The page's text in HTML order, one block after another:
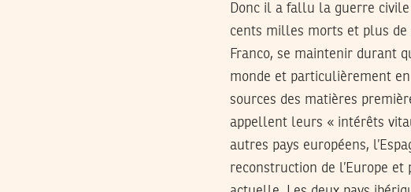
Donc il a fallu la guerre
cents milles morts et plus de
Franco, se maintenir durant
monde et particulièrement
sources des matières
appellent leurs « intérêts
autres pays européens,
reconstruction de l’Europe